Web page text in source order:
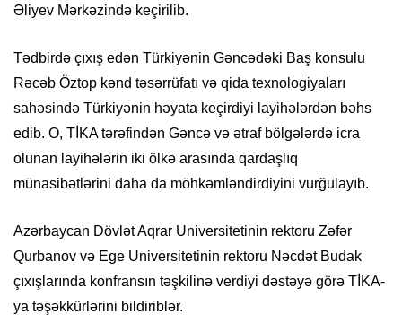
Əliyev Mərkəzində keçirilib.
Tədbirdə çıxış edən Türkiyənin Gəncədəki Baş konsulu
Rəcəb Öztop kənd təsərrüfatı və qida texnologiyaları
sahəsində Türkiyənin həyata keçirdiyi layihələrdən bəhs
edib. O, TİKA tərəfindən Gəncə və ətraf bölgələrdə icra
olunan layihələrin iki ölkə arasında qardaşlıq
münasibətlərini daha da möhkəmləndirdiyini vurğulayıb.
Azərbaycan Dövlət Aqrar Universitetinin rektoru Zəfər
Qurbanov və Ege Universitetinin rektoru Nəcdət Budak
çıxışlarında konfransın təşkilinə verdiyi dəstəyə görə TİKA-
ya təşəkkürlərini bildiriblər.